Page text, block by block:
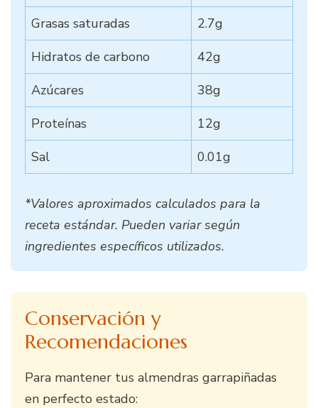
Grasas saturadas
2.7g
Hidratos de carbono
42g
Azúcares
38g
Proteínas
12g
Sal
0.01g
*Valores aproximados calculados para la
receta estándar. Pueden variar según
ingredientes específicos utilizados.
Conservación y
Recomendaciones
Para mantener tus almendras garrapiñadas
en perfecto estado: